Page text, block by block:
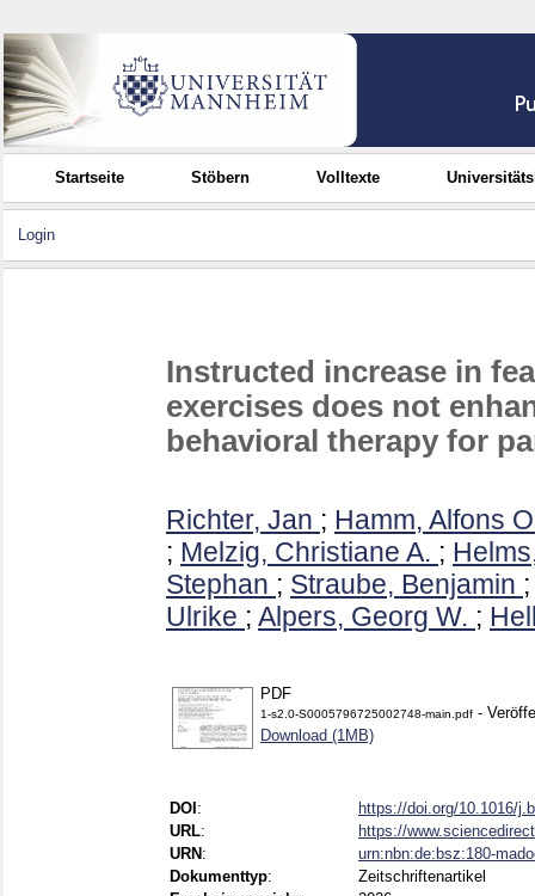
Startseite Stöbern Volltexte
Login
Instructed increase in
exercises does not
behavioral therapy for
Richter, Jan ; Hamm, Alfons
; Melzig, Christiane A. ;
Stephan ; Straube, Benjamin
Ulrike ; Alpers, Georg W. ;
PDF
1-s2.0-S0005796725002748-main.pdf -
Download (1MB)
DOI :
https://doi.org/10.1016/
URL:
https://
URN :
urn:nbn:de:bsz:180-
Dokumenttyp:
Zeitschriftenartikel